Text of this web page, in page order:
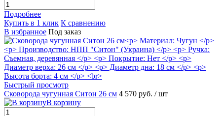
Подробнее
Купить в 1 клик К сравнению
В избранное Под заказ
Быстрый просмотр
Сковорода чугунная Ситон 26 см 4 570 руб. / шт
В корзину